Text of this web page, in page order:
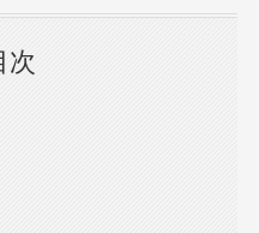
次